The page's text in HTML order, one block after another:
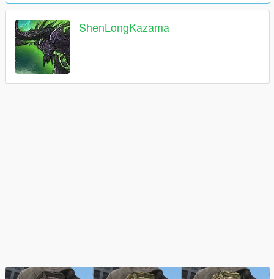
ShenLongKazama